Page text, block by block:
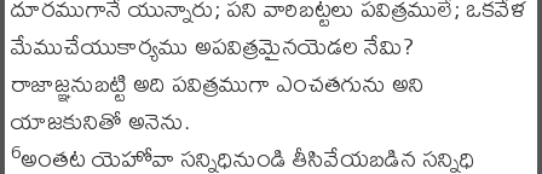
మేముచేయుకార్యము అపవిత్రమైనయెడల నేమి?
రాజాజ్ఞనుబట్టి అది పవిత్రముగా ఎంచతగును అని
యాజకునితో అనెను.
6అంతట యెహోవా సన్నిధినుండి తీసివేయబడిన సన్నిధి